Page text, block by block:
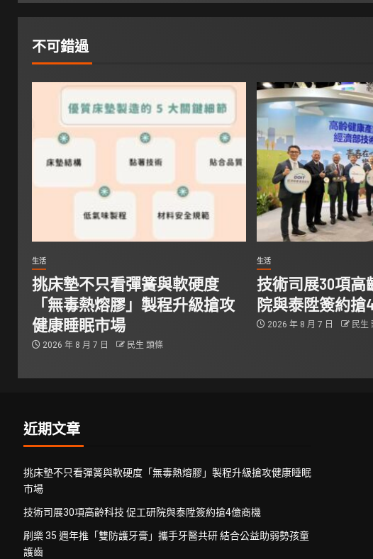
不可錯過
生活
挑床墊不只看彈簧與軟硬度
「無毒熱熔膠」製程升級搶攻
健康睡眠市場
2026 年 8 月 7 日 民生 頭條
生活
技術司展30項高
院與泰陞簽約搶
2026 年 8 月 7 日 民生
近期文章
挑床墊不只看彈簧與軟硬度「無毒熱熔膠」製程升級搶攻健康睡眠
市場
技術司展30項高齡科技 促工研院與泰陞簽約搶4億商機
刷樂 35 週年推「雙防護牙膏」攜手牙醫共研 結合公益助弱勢孩童
護齒